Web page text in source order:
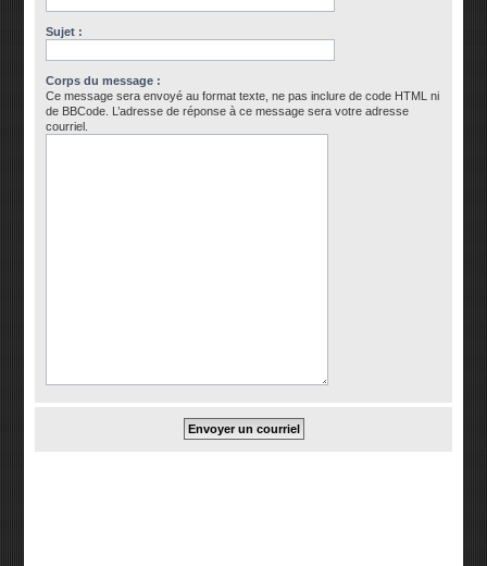
Sujet :
Corps du message :
Ce message sera envoyé au format texte, ne pas inclure de code HTML ni
de BBCode. L’adresse de réponse à ce message sera votre adresse
courriel.